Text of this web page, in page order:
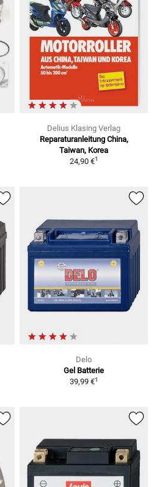
Delius Klasing Verlag
Reparaturanleitung China,
Taiwan, Korea
24,90 €1
Delo
Gel Batterie
39,99 €1